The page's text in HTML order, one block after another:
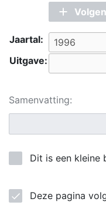
Jaartal:
Uitgave:
Samenvatting:
Dit is een kleine
Deze pagina